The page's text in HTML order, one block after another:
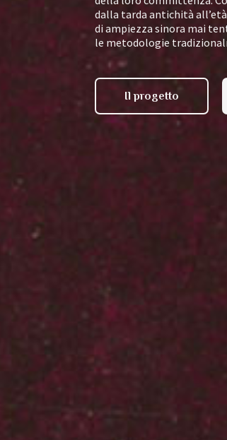
dalla tarda antichità all’età
di ampiezza sinora mai
le metodologie
Il progetto